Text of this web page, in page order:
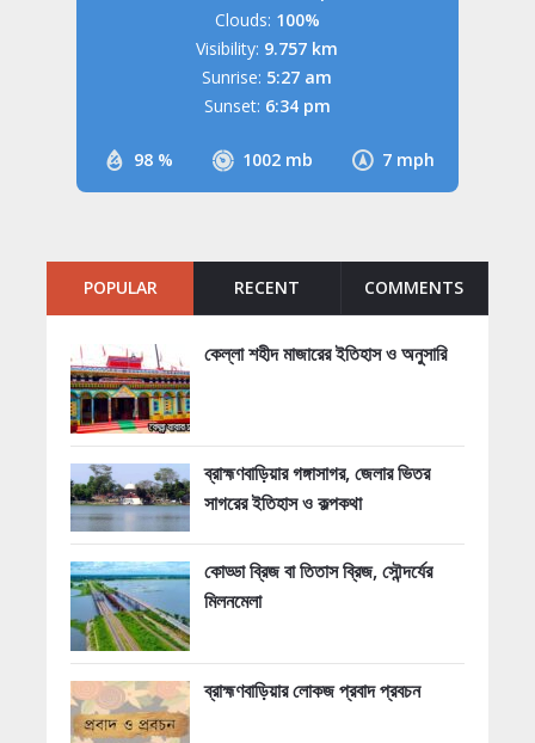
98 % 1002 mb 7 mph
Clouds: 100%
Visibility: 9.757 km
Sunrise: 5:27 am
Sunset: 6:34 pm
POPULAR RECENT COMMENTS
কেল্লা শহীদ মাজারের ইতিহাস ও অনুসারি
ব্রাহ্মণবাড়িয়ার গঙ্গাসাগর, জেলার ভিতর
সাগরের ইতিহাস ও কল্পকথা
কোড্ডা ব্রিজ বা তিতাস ব্রিজ, সৌন্দর্যের
মিলনমেলা
ব্রাহ্মণবাড়িয়ার লোকজ প্রবাদ প্রবচন